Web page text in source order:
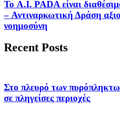
Το A.I. PADA είναι
– Αντιναρκωτική Δράση
νοημοσύνη
Recent Posts
Στο πλευρό των
σε πληγείσες περιοχές